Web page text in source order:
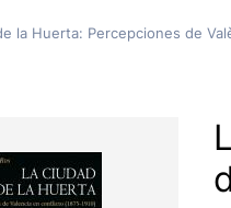
la Huerta: Percepciones de